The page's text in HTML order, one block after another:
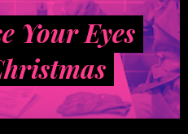
Your Eyes